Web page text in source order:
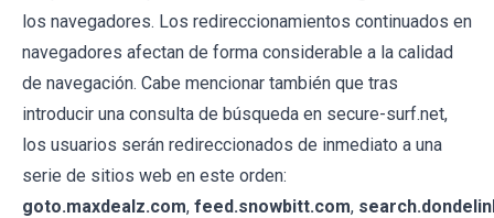
los navegadores. Los redireccionamientos continuados en
navegadores afectan de forma considerable a la calidad
de navegación. Cabe mencionar también que tras
introducir una consulta de búsqueda en secure-surf.net,
los usuarios serán redireccionados de inmediato a una
serie de sitios web en este orden:
goto.maxdealz.com, feed.snowbitt.com,